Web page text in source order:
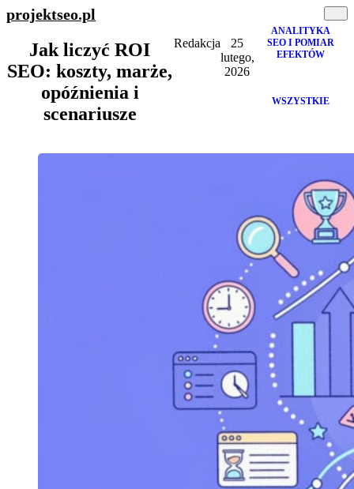
projektseo.pl
Jak liczyć ROI
SEO: koszty, marże,
opóźnienia i
scenariusze
Redakcja
25
lutego,
2026
ANALITYKA
SEO I POMIAR
EFEKTÓW
WSZYSTKIE